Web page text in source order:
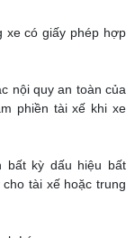
xe có giấy phép hợp
nội quy an toàn của
phiền tài xế khi xe
bất kỳ dấu hiệu bất
tài xế hoặc trung